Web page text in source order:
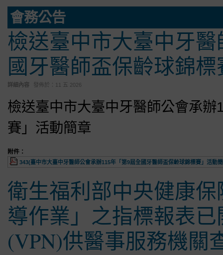
會務公告
檢送臺中市大臺中牙
國牙醫師盃保齡球錦
詳細內容 發佈於： 11 五 2026
檢送臺中市大臺中牙醫師公會承
賽」活動簡章
附件：
343(臺中市大臺中牙醫師公會承辦115年「第9屆全國牙醫師盃保齡球錦標賽」活動
衛生福利部中央健康
導作業」之指標報表
(VPN)供醫事服務機關